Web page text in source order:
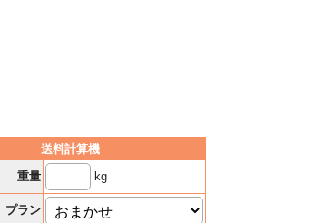
送料計算機
重量
kg
プラン